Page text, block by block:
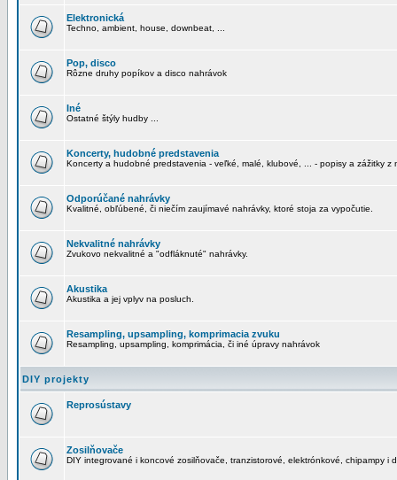
Elektronická
Techno, ambient, house, downbeat, ...
Pop, disco
Rôzne druhy popíkov a disco nahrávok
Iné
Ostatné štýly hudby ...
Koncerty, hudobné predstavenia
Koncerty a hudobné predstavenia - veľké, malé, klubové, ... - popisy a zážitky z
Odporúčané nahrávky
Kvalitné, obľúbené, či niečím zaujímavé nahrávky, ktoré stoja za vypočutie.
Nekvalitné nahrávky
Zvukovo nekvalitné a "odfláknuté" nahrávky.
Akustika
Akustika a jej vplyv na posluch.
Resampling, upsampling, komprimacia zvuku
Resampling, upsampling, komprimácia, či iné úpravy nahrávok
DIY projekty
Reprosústavy
Zosilňovače
DIY integrované i koncové zosilňovače, tranzistorové, elektrónkové, chipampy i